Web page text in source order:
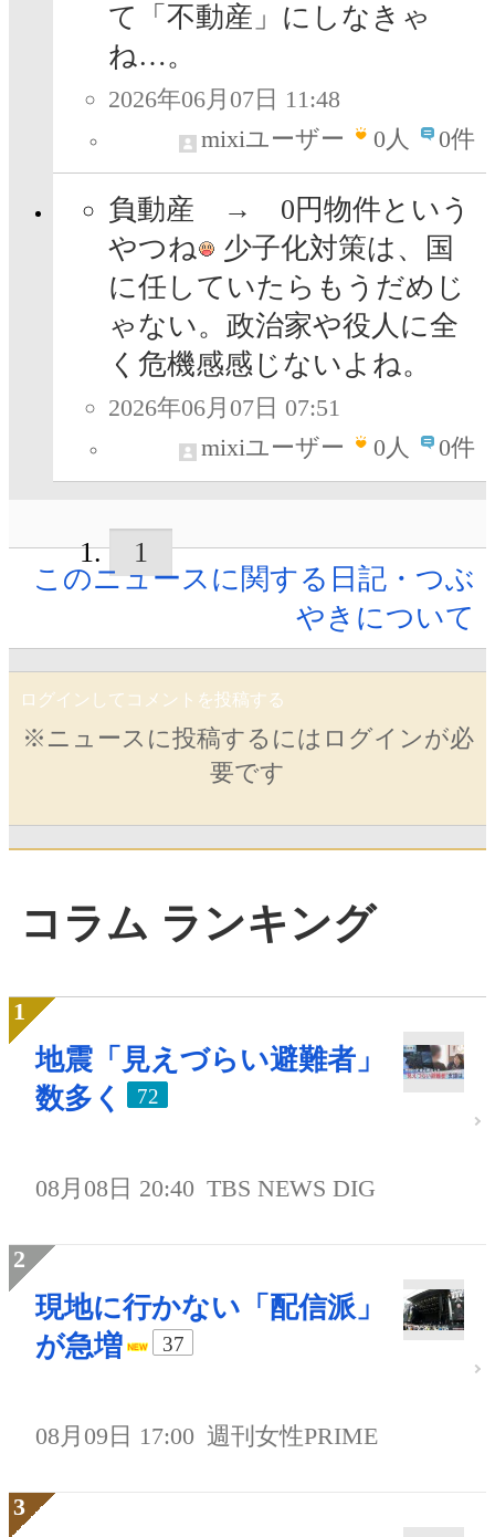
て「不動産」にしなきゃ
ね…。
2026年06月07日 11:48
mixiユーザー
0人 0件
負動産 → 0円物件という
やつね
少子化対策は、国
に任していたらもうだめじ
ゃない。政治家や役人に全
く危機感感じないよね。
2026年06月07日 07:51
mixiユーザー
0人 0件
1
このニュースに関する日記・つぶ
やきについて
ログインしてコメントを投稿する
※ニュースに投稿するにはログインが必
要です
コラム ランキング
地震「見えづらい避難者」
数多く
72
08月08日 20:40 TBS NEWS DIG
現地に行かない「配信派」
が急増
37
08月09日 17:00 週刊女性PRIME